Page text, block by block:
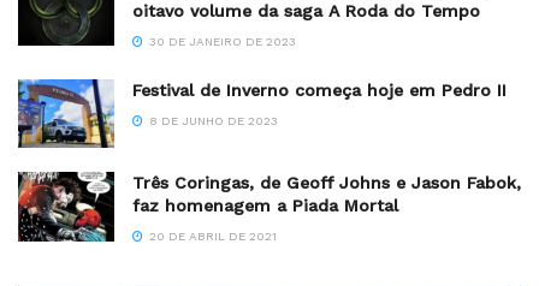
oitavo volume da saga A Roda do Tempo
30 DE JANEIRO DE 2023
Festival de Inverno começa hoje em Pedro II
8 DE JUNHO DE 2023
Três Coringas, de Geoff Johns e Jason Fabok,
faz homenagem a Piada Mortal
20 DE ABRIL DE 2021